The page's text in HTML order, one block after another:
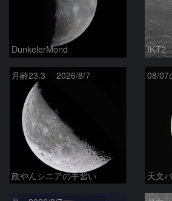
DunkelerMond IKT2
月齢23.3 2026/8/7
政やんシニアの手習い
08/07
天文